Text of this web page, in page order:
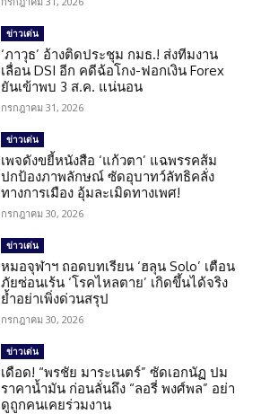
ข่าวเด่น
‘ภาวุธ’ อ้างติดประชุม กมธ.! ส่งทีมงาน
เลื่อน DSI อีก คดีฉ้อโกง-ฟอกเงิน Forex
ยันเข้าพบ 3 ส.ค. แน่นอน
กรกฎาคม 31, 2026
ข่าวเด่น
เพจดังขยี้หนังสือ ‘แก้วตา’ แฉพรรคส้ม
ปกป้องภาพลักษณ์ ซัดอุบาทว์ลัทธิคลั่ง
ทางการเมือง อุ้มละเมิดทางเพศ!
กรกฎาคม 30, 2026
ข่าวเด่น
หมอจุฬาฯ ถอดบทเรียน ‘ฮลุน Solo’ เตือน
ภัยซ่อนเร้น ‘โรคไหลตาย’ เกิดขึ้นได้จริง
ย้ำอย่าเพิ่งด่วนสรุป
กรกฎาคม 30, 2026
ข่าวเด่น
เดือด! “พรชัย มาระเนตร์” ซัดเอกนัฏ ปม
ราคาน้ำมัน ก่อนลั่นถึง “ลอรี่ พงศ์พล” อย่า
ดูถูกคนเคยร่วมงาน